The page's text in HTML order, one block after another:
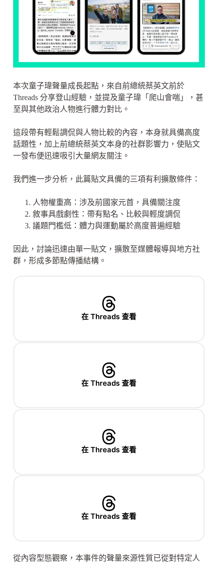
本次童子瑋聲量成長起點，來自前總統蔡英文前於
Threads 分享登山經驗，並提及童子瑋「爬山會喘」，甚
至與其他政治人物進行體力對比。
這段帶有輕鬆調侃與人物比較的內容，本身就具備高度
話題性，加上前總統蔡英文本身的社群影響力，使貼文
一發布便迅速吸引大量網友關注。
我們進一步分析，此篇貼文具備的三項有利擴散條件：
人物權重高：涉及前國家元首，具備關注度
敘事具戲劇性：帶有點名、比較與輕度調侃
議題門檻低：體力與運動屬於高度普遍經驗
因此，討論迅速由單一貼文，擴散至媒體報導與地方社
群，形成多節點傳播結構。
在 Threads 查看
在 Threads 查看
在 Threads 查看
在 Threads 查看
從內容型態觀察，本事件的聲量來源性質已從對特定人